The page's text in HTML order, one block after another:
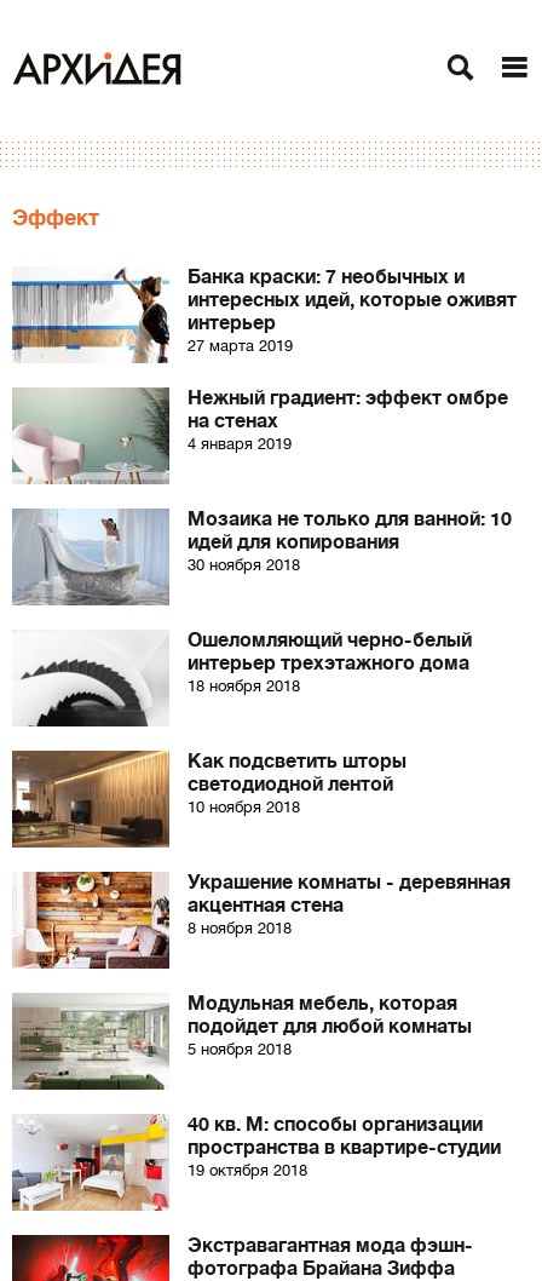
Эффект
Банка краски: 7 необычных и
интересных идей, которые оживят
интерьер
27 марта 2019
Нежный градиент: эффект омбре
на стенах
4 января 2019
Мозаика не только для ванной: 10
идей для копирования
30 ноября 2018
Ошеломляющий черно-белый
интерьер трехэтажного дома
18 ноября 2018
Как подсветить шторы
светодиодной лентой
10 ноября 2018
Украшение комнаты - деревянная
акцентная стена
8 ноября 2018
Модульная мебель, которая
подойдет для любой комнаты
5 ноября 2018
40 кв. М: способы организации
пространства в квартире-студии
19 октября 2018
Экстравагантная мода фэшн-
фотографа Брайана Зиффа